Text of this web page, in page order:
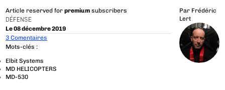
Article reserved forpremium subscribers
DÉFENSE
Le 08 décembre 2019
Par Frédéric
Lert
3 Comentaires
Mots-clés :
Elbit Systems
MD HELICOPTERS
MD-530